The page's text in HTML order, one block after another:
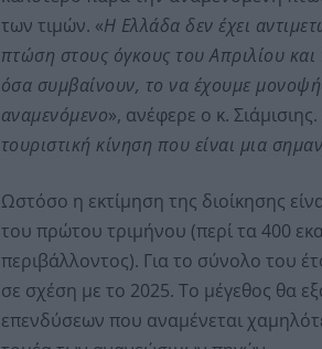
των τιμών. «Η Ελλάδα δεν έχει
πτώση στους όγκους του Απριλίου
όσα συμβαίνουν, το να έχουμε
αναμενόμενο», ανέφερε ο κ. Σιάμισιης.
τουριστική κίνηση που είναι μια
Ωστόσο η εκτίμηση της διοίκησης
του πρώτου τριμήνου (περί τα 400
περιβάλλοντος). Για το σύνολο του
σε σχέση με το 2025. Το μέγεθος θα
επενδύσεων που αναμένεται